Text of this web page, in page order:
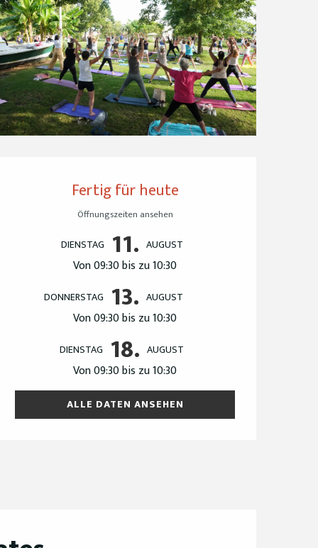
&
Fertig für heute
Öffnungszeiten ansehen
DIENSTAG 11. AUGUST
Von 09:30 bis zu 10:30
DONNERSTAG 13. AUGUST
Von 09:30 bis zu 10:30
DIENSTAG 18. AUGUST
Von 09:30 bis zu 10:30
ALLE DATEN ANSEHEN